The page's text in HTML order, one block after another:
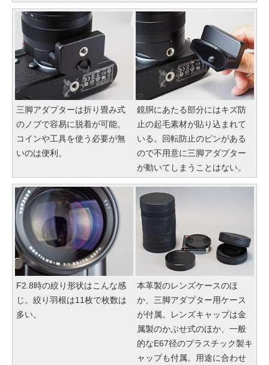
三脚アダプターは折り畳み式
のノブで容易に脱着が可能。
コインや工具を使う必要が無
いのは便利。
鏡胴にあたる部分にはキズ防
止の起毛素材が貼り込まれて
いる。回転防止のピンがある
ので不用意に三脚アダプター
が動いてしまうことはない。
F2.8時の絞り形状はこんな感
じ。絞り羽根は11枚で枚数は
多い。
本革製のレンズケースのほ
か、三脚アダプター用ケース
が付属。レンズキャップは金
属製のかぶせ式のほか、一般
的なE67径のプラスチック製キ
ャップも付属。用途に合わせ